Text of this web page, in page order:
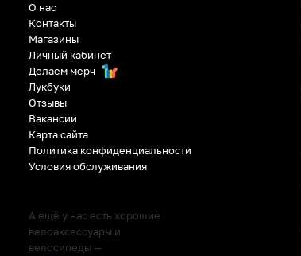
О нас
Контакты
Магазины
Личный кабинет
Делаем мерч
Лукбуки
Отзывы
Вакансии
Карта сайта
Политика конфиденциальности
Условия обслуживания
А ещё у нас есть хорошие
велоаксессуары и
велосипеды —